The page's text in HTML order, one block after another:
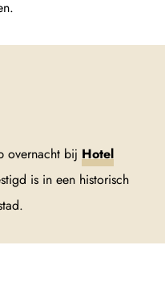
overnacht bij Hotel
is in een historisch